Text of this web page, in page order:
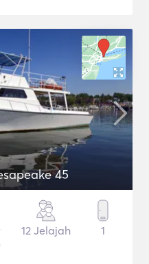
45
12 Jelajah 1